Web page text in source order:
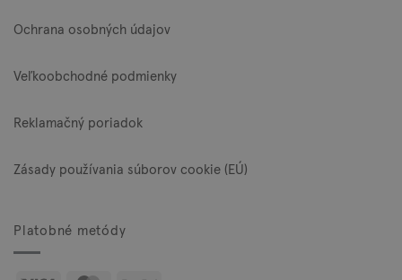
Ochrana osobných údajov
Veľkoobchodné podmienky
Reklamačný poriadok
Zásady používania súborov cookie (EÚ)
Platobné metódy